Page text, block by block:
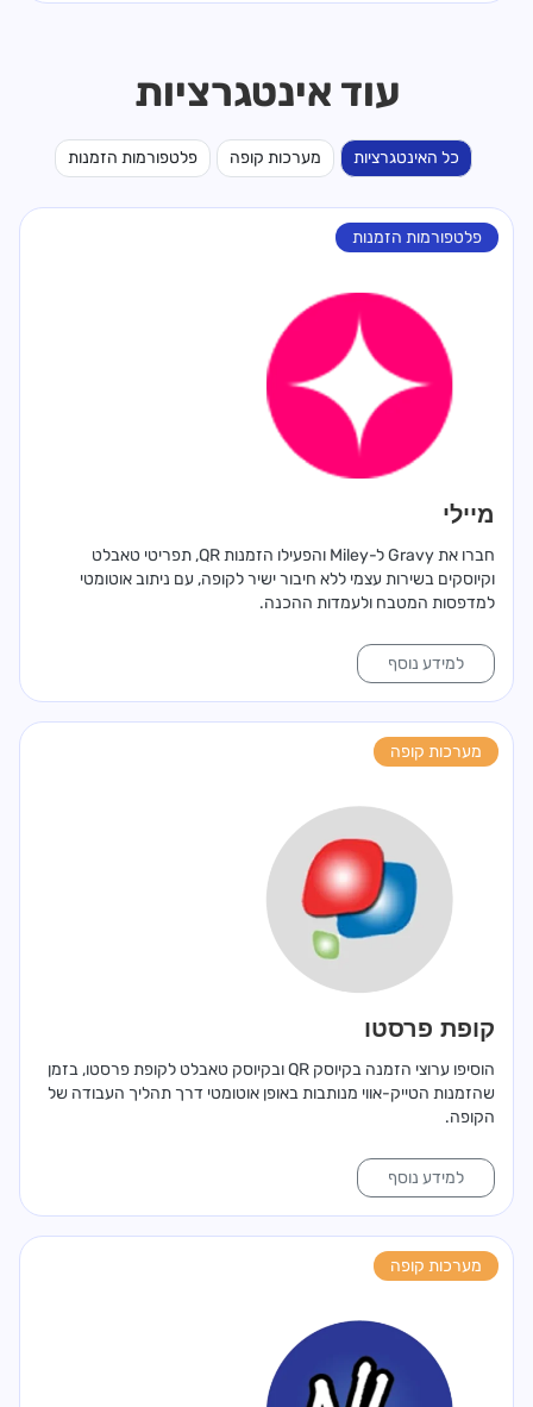
עוד אינטגרציות
כל האינטגרציות מערכות קופה פלטפורמות הזמנות
פלטפורמות הזמנות
מיילי
חברו את Gravy ל-Miley והפעילו הזמנות QR, תפריטי טאבלט
וקיוסקים בשירות עצמי ללא חיבור ישיר לקופה, עם ניתוב אוטומטי
למדפסות המטבח ולעמדות ההכנה.
למידע נוסף
מערכות קופה
קופת פרסטו
הוסיפו ערוצי הזמנה בקיוסק QR ובקיוסק טאבלט לקופת פרסטו, בזמן
שהזמנות הטייק-אווי מנותבות באופן אוטומטי דרך תהליך העבודה של
הקופה.
למידע נוסף
מערכות קופה